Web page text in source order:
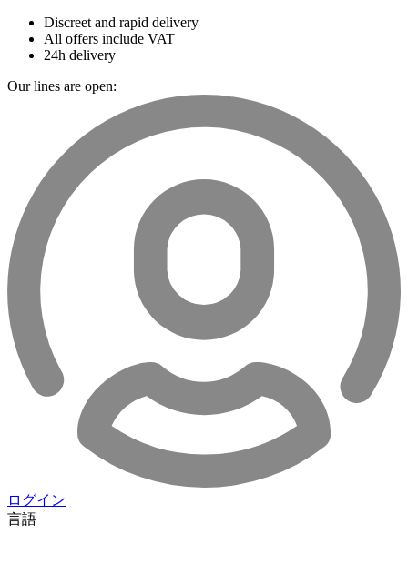
Discreet and rapid delivery
All offers include VAT
24h delivery
Our lines are open:
ログイン
言語